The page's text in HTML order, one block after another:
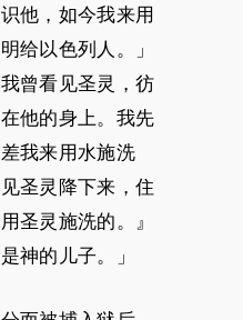
他，如今我来用
给以色列人。」
曾看见圣灵，彷
他的身上。我先
我来用水施洗
圣灵降下来，住
圣灵施洗的。』
神的儿子。」